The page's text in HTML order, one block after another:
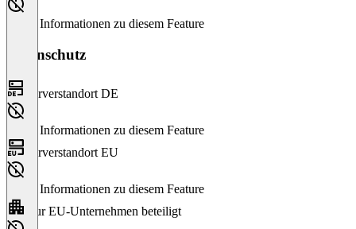
Keine Informationen zu diesem Feature
Datenschutz
Serverstandort DE
Keine Informationen zu diesem Feature
Serverstandort EU
Keine Informationen zu diesem Feature
Nur EU-Unternehmen beteiligt